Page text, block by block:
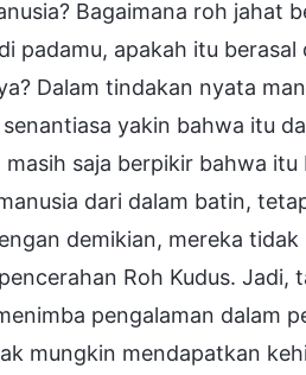
Bagaimana roh jahat
padamu, apakah itu berasal
Dalam tindakan nyata
yakin bahwa itu
saja berpikir bahwa itu
dari dalam batin,
demikian, mereka
Roh Kudus. Jadi,
pengalaman dalam
mungkin mendapatkan